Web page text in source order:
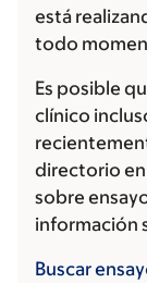
está
todo
Es posible
clínico
directorio
sobre
información
Buscar